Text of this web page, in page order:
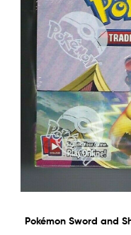
Pokémon Sword and